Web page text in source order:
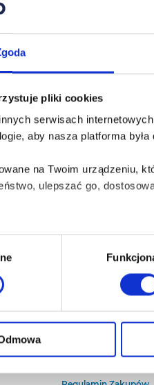
pliki cookies
serwisach
aby nasza platforma
na Twoim urządzeniu,
ulepszać go,
są nam niezbędne do
zgoda poprawi Twoje